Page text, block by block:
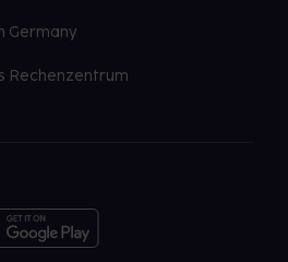
Germany
Rechenzentrum